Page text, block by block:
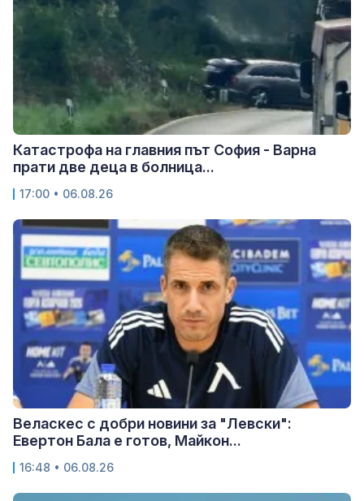
Катастрофа на главния път София - Варна
прати две деца в болница...
17:00 • 06.08.26
Веласкес с добри новини за "Левски":
Евертон Бала е готов, Майкон...
16:48 • 06.08.26